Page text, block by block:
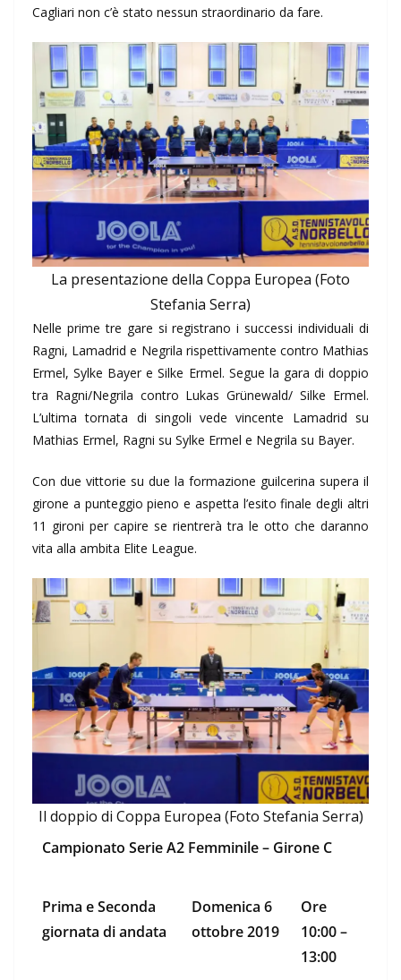
Cagliari non c’è stato nessun straordinario da fare.
La presentazione della Coppa Europea (Foto
Stefania Serra)
Nelle prime tre gare si registrano i successi individuali di
Ragni, Lamadrid e Negrila rispettivamente contro Mathias
Ermel, Sylke Bayer e Silke Ermel. Segue la gara di doppio
tra Ragni/Negrila contro Lukas Grünewald/ Silke Ermel.
L’ultima tornata di singoli vede vincente Lamadrid su
Mathias Ermel, Ragni su Sylke Ermel e Negrila su Bayer.
Con due vittorie su due la formazione guilcerina supera il
girone a punteggio pieno e aspetta l’esito finale degli altri
11 gironi per capire se rientrerà tra le otto che daranno
vita alla ambita Elite League.
Il doppio di Coppa Europea (Foto Stefania Serra)
Campionato Serie A2 Femminile – Girone C
Prima e Seconda
giornata di andata
Domenica 6
ottobre 2019
Ore
10:00 –
13:00